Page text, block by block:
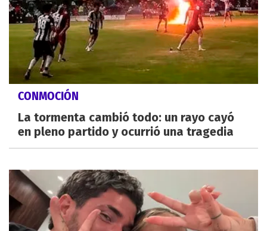
CONMOCIÓN
La tormenta cambió todo: un rayo cayó
en pleno partido y ocurrió una tragedia